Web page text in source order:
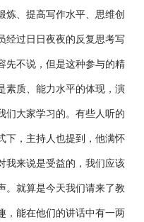
炼、提高写作水平、思维创
经过日日夜夜的反复思考写
先不说，但是这种参与的精
素质、能力水平的体现，演
们大家学习的。有些人听的
下，主持人也提到，他满怀
我来说是受益的，我们应该
。就算是今天我们请来了教
，能在他们的讲话中有一两